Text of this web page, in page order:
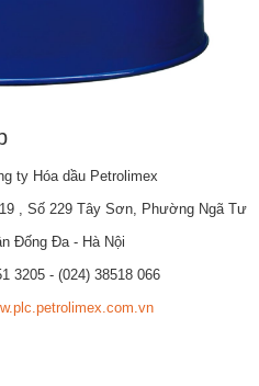
ty Hóa dầu Petrolimex
, Số 229 Tây Sơn, Phường Ngã Tư
Đống Đa - Hà Nội
3205 - (024) 38518 066